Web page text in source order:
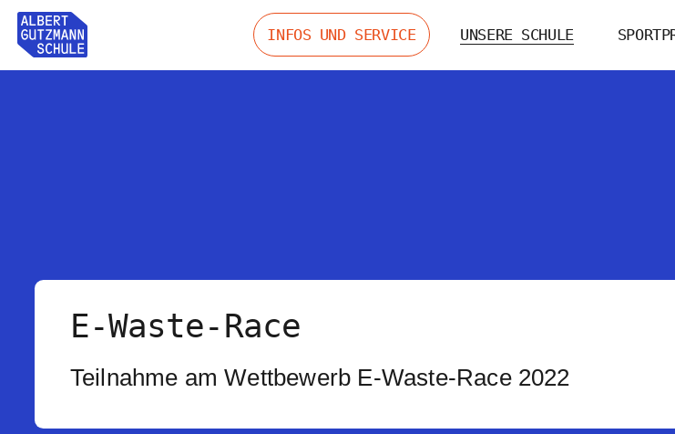
INFOS UND SERVICE UNSERE SCHULE
E-Waste-Race
Teilnahme am Wettbewerb E-Waste-Race 2022